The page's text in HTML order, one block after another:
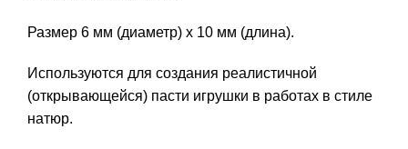
Размер 6 мм (диаметр) х 10 мм (длина).
Используются для создания реалистичной
(открывающейся) пасти игрушки в работах в стиле
натюр.